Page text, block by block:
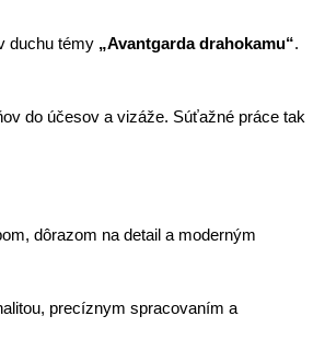
duchu témy „Avantgarda drahokamu“.
do účesov a vizáže. Súťažné práce tak
dôrazom na detail a moderným
precíznym spracovaním a